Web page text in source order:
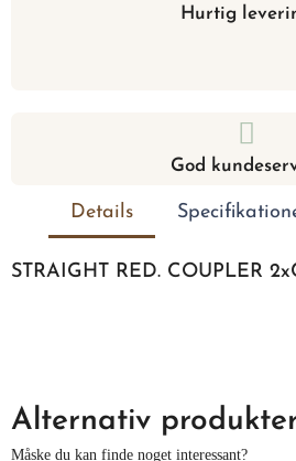
Hurtig
God
Details
STRAIGHT RED. COUPLER
Alternativ
Måske du kan finde noget interessant?